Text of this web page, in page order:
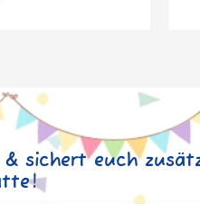
sichert euch